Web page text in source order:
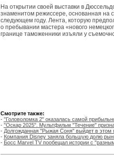
На открытии своей выставки в
знаменитом режиссере, основанная на
следующем году. Лента, которую
о пребывании мастера «нового
границе таможенники изъяли у
Смотрите также:
- "Головоломка 2" оказалась самой
- "Оскар 2025". Мультфильм "Течение"
- Долгожданная "Рыжая Соня" выйдет в этом
- Компания Disney заняла большую долю
- Босс Marvel TV пообещал истории с